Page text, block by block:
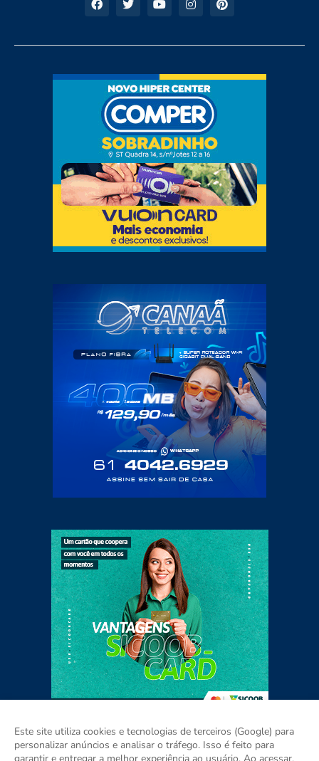
Este site utiliza cookies e tecnologias de terceiros (Google) para
personalizar anúncios e analisar o tráfego. Isso é feito para